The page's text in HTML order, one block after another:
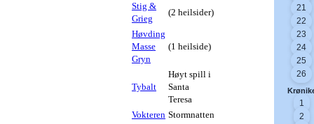
Stig &
Grieg
(2 heilsider)
Høvding
Masse
Gryn
(1 heilside)
Tybalt
Høyt spill i
Santa
Teresa
Vokteren Stormnatten
21
22
23
24
25
26
1
2